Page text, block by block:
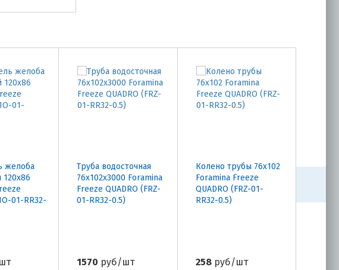
желоба
01-RR32-
Труба водосточная
76х102х3000 Foramina
Freeze QUADRO (FRZ-
01-RR32-0.5)
1570 руб/шт
Колено трубы 76х102
Foramina Freeze
QUADRO (FRZ-01-
RR32-0.5)
258 руб/шт
Угол